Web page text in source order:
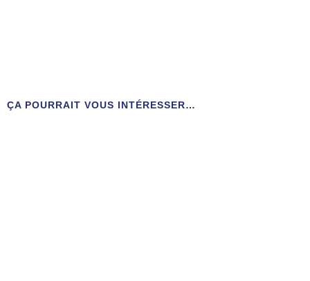
ÇA POURRAIT VOUS INTÉRESSER…